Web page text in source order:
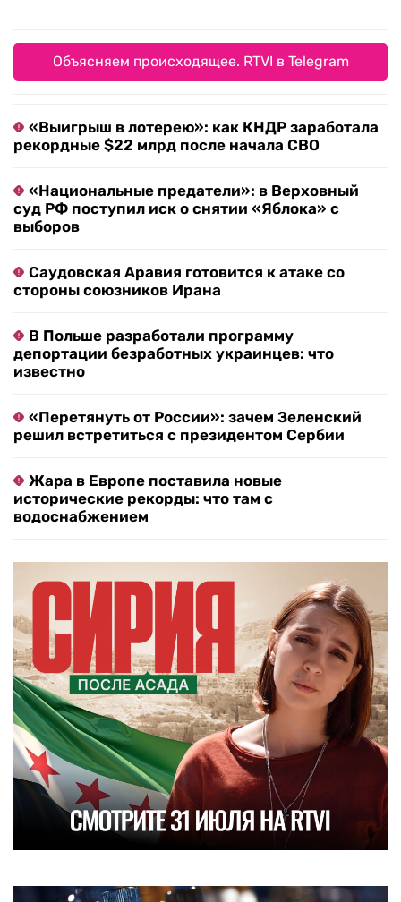
Объясняем происходящее. RTVI в Telegram
«Выигрыш в лотерею»: как КНДР заработала
рекордные $22 млрд после начала СВО
«Национальные предатели»: в Верховный
суд РФ поступил иск о снятии «Яблока» с
выборов
Саудовская Аравия готовится к атаке со
стороны союзников Ирана
В Польше разработали программу
депортации безработных украинцев: что
известно
«Перетянуть от России»: зачем Зеленский
решил встретиться с президентом Сербии
Жара в Европе поставила новые
исторические рекорды: что там с
водоснабжением